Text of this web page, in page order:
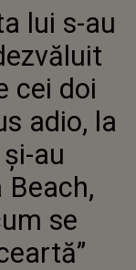
ANDRA A
PENTRU
ȘI-
LA TREI LUNI
OFICIALIZAT
ÎMPACĂ, ACUM
lui s-au
cei doi
adio, la
au
se